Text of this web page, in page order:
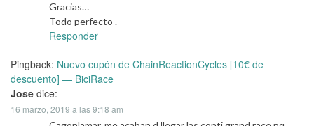
Gracias…
Todo perfecto .
Responder
Pingback: Nuevo cupón de ChainReactionCycles [10€ de
descuento] — BiciRace
Jose dice:
16 marzo, 2019 a las 9:18 am